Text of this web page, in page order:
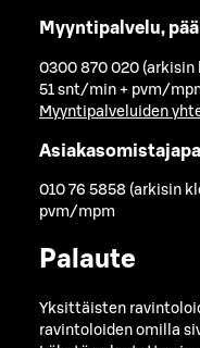
Myyntipalvelu,
0300 870 020 (arkisin
51 snt/min + pvm/
Myyntipalveluiden
010 76 5858 (arkisin
pvm/mpm
Palaute
Yksittäisten
ravintoloiden omilla